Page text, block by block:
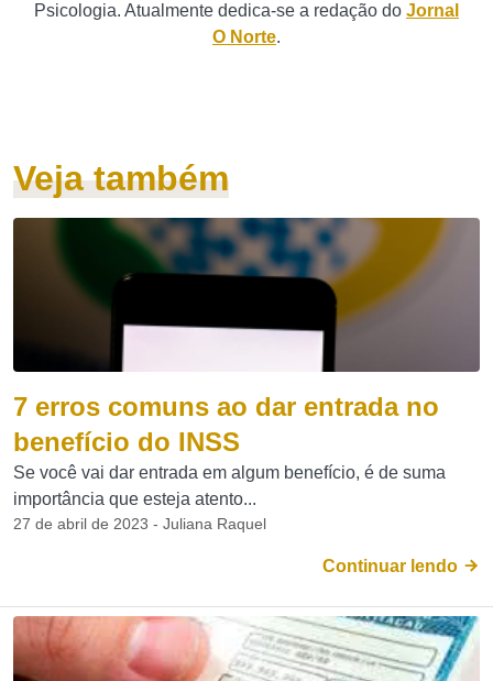
Psicologia. Atualmente dedica-se a redação do Jornal
O Norte.
Veja também
7 erros comuns ao dar entrada no
benefício do INSS
Se você vai dar entrada em algum benefício, é de suma
importância que esteja atento...
27 de abril de 2023 - Juliana Raquel
Continuar lendo